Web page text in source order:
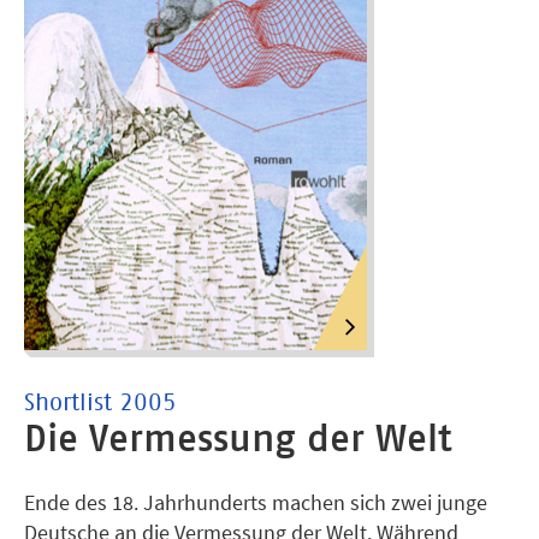
Shortlist 2005
Die Vermessung der Welt
Ende des 18. Jahrhunderts machen sich zwei junge
Deutsche an die Vermessung der Welt. Während